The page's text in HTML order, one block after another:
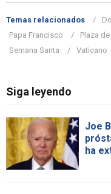
Temas relacionados
Papa Francisco
Plaza
Semana Santa
Vaticano
Siga leyendo
Joe
ha